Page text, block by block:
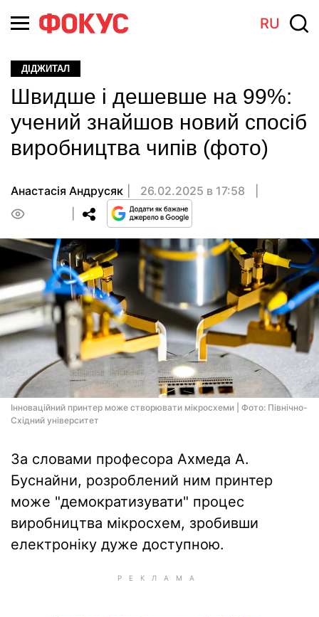
RU
ДІДЖИТАЛ
Швидше і дешевше на 99%:
учений знайшов новий спосіб
виробництва чипів (фото)
Анастасiя Андрусяк
26.02.2025 в 17:58
Інноваційний принтер може створювати мікросхеми | Фото: Північно-
Східний університет
За словами професора Ахмеда А.
Буснайни, розроблений ним принтер
може "демократизувати" процес
виробництва мікросхем, зробивши
електроніку дуже доступною.